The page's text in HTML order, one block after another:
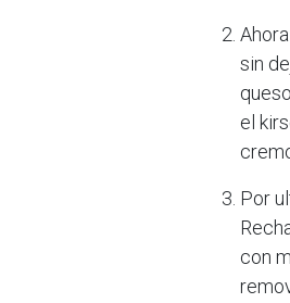
sin
el
Por
con